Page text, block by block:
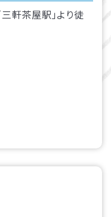
軒茶屋駅」より徒